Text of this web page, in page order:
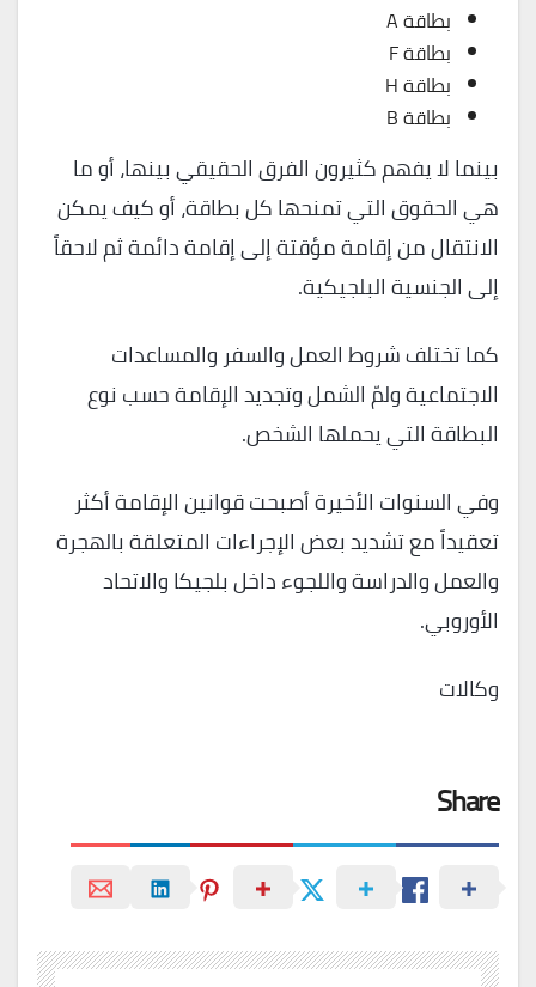
بطاقة A
بطاقة F
بطاقة H
بطاقة B
بينما لا يفهم كثيرون الفرق الحقيقي بينها، أو ما
هي الحقوق التي تمنحها كل بطاقة، أو كيف يمكن
الانتقال من إقامة مؤقتة إلى إقامة دائمة ثم لاحقاً
إلى الجنسية البلجيكية.
كما تختلف شروط العمل والسفر والمساعدات
الاجتماعية ولمّ الشمل وتجديد الإقامة حسب نوع
البطاقة التي يحملها الشخص.
وفي السنوات الأخيرة أصبحت قوانين الإقامة أكثر
تعقيداً مع تشديد بعض الإجراءات المتعلقة بالهجرة
والعمل والدراسة واللجوء داخل بلجيكا والاتحاد
الأوروبي.
وكالات
Share